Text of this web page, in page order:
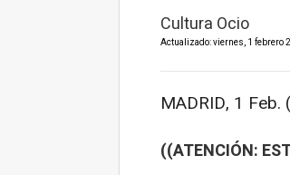
Cultura Ocio
Actualizado: viernes, 1 febrero
MADRID, 1 Feb.
((ATENCIÓN: